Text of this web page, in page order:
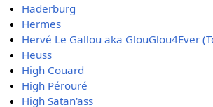
Haderburg
Hermes
Hervé Le Gallou aka GlouGlou4Ever
Heuss
High Couard
High Pérouré
High Satan'ass